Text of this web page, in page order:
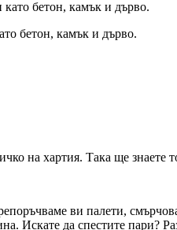
бетон, камък и дърво.
на хартия. Така ще знаете
ви палети,
Искате да спестите пари?